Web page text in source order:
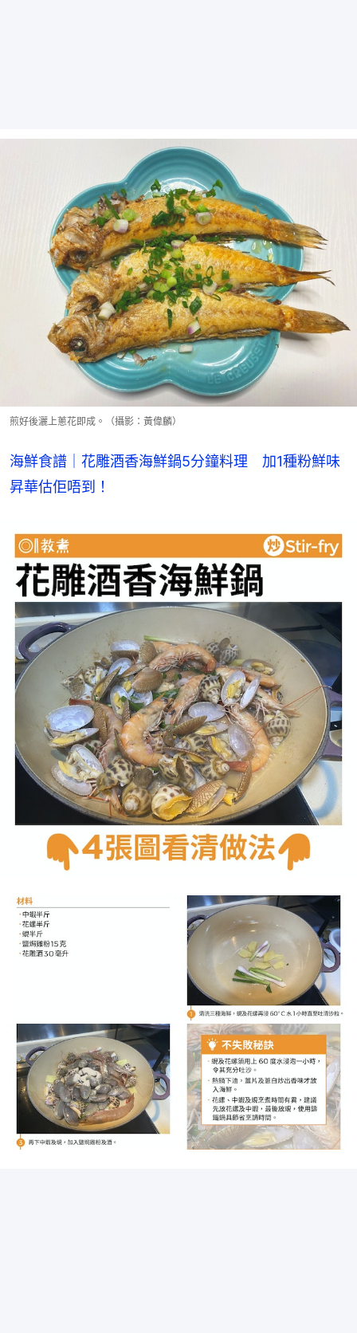
煎好後灑上蔥花即成。（攝影：黃偉麟）
海鮮食譜｜花雕酒香海鮮鍋5分鐘料理　加1種粉鮮味
昇華估佢唔到！